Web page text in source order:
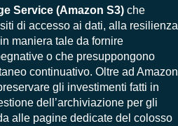
Service (Amazon S3) che
di accesso ai dati, alla resilienza
maniera tale da fornire
o che presuppongono
continuativo. Oltre ad Amazon
gli investimenti fatti in
dell’archiviazione per gli
alle pagine dedicate del colosso